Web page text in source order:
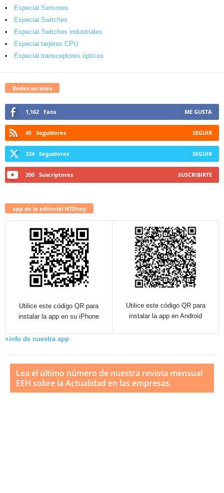
Especial Sensores
Especial Switches
Especial Switches industriales
Especial tarjetas CPU
Especial transceptores ópticos
Redes sociales
1,162 Fans ME GUSTA
45 Seguidores SEGUIR
324 Seguidores SEGUIR
200 Suscriptores SUSCRIBIRTE
app de la editorial NTDhoy
Utilice este código QR para
instalar la app en su iPhone
Utilice este código QR para
instalar la app en Android
+info de nuestra app
Lea el último número de nuestra revista mensual
EEH sobre la Actualidad en las empresas.